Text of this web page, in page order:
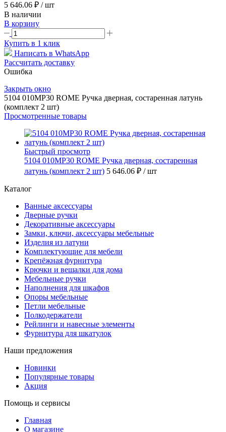
5 646.06 ₽ / шт
В наличии
В корзину
Купить в 1 клик
Написать в WhatsApp
Рассчитать доставку
Ошибка
Закрыть окно
5104 010MP30 ROME Ручка дверная, состаренная латунь
(комплект 2 шт)
Просмотренные товары
Быстрый просмотр
5104 010MP30 ROME Ручка дверная, состаренная
латунь (комплект 2 шт) 5 646.06 ₽ / шт
Каталог
Ванные аксессуары
Дверные ручки
Декоративные аксессуары
Замки, ключи, аксессуары мебельные
Изделия из латуни
Комплектующие для мебели
Крепёжная фурнитура
Крючки и вешалки для дома
Мебельные ручки
Наполнения для шкафов
Опоры мебельные
Петли мебельные
Полкодержатели
Рейлинги и навесные элементы
Фурнитура для шкатулок
Наши предложения
Новинки
Популярные товары
Акция
Помощь и сервисы
Главная
О магазине